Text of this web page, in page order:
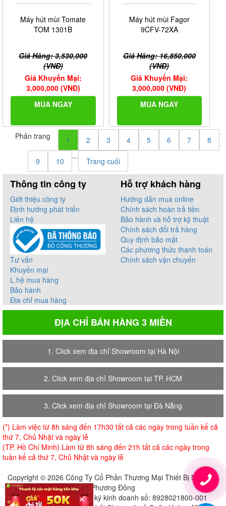
Máy hút mùi Tomate
TOM 1301B
Giá Hãng: 3,530,000
(VNĐ)
Giá Khuyến Mại:
3,000,000 (VNĐ)
MUA NGAY
Máy hút mùi Fagor
9CFV-72XA
Giá Hãng: 16,850,000
(VNĐ)
Giá Khuyến Mại:
3,000,000 (VNĐ)
MUA NGAY
Phân trang 1 2 3 4 5 6 7 8
9 10
...
Trang cuối
Thông tin công ty
Giới thiệu công ty
Định hướng phát triển
Liên hệ
Tư vấn
Khuyến mại
L.hệ mua hàng
Bảo hành
Địa chỉ mua hàng
Hỗ trợ khách hàng
Hướng dẫn mua online
Chính sách hoàn trả tiền
Bảo hành và hỗ trợ kỹ thuật
Chính sách đổi trả hàng
Quy định bảo mật
Các phương thức thanh toán
Chính sách vận chuyển
ĐỊA CHỈ BÁN HÀNG 3 MIỀN
1. Click xem địa chỉ Showroom tại Hà Nội
2. Click xem địa chỉ Showroom tại TP. HCM
3. Click xem địa chỉ Showroom tại Đà Nẵng
(*) Làm việc từ 8h sáng đến 17h30 tất cả các ngày trong tuần kể cả
thứ 7, Chủ Nhật và ngày lễ
(TP. Hồ Chí Minh) Làm từ 8h sáng đến 21h tất cả các ngày trong
tuần kể cả thứ 7, Chủ Nhật và ngày lễ
Copyright © 2026 Công Ty Cổ Phần Thương Mại Thiết Bị Nội Thất
Phương Đông
Giấy chứng nhận đăng ký kinh doanh số: 8928021800-001
×